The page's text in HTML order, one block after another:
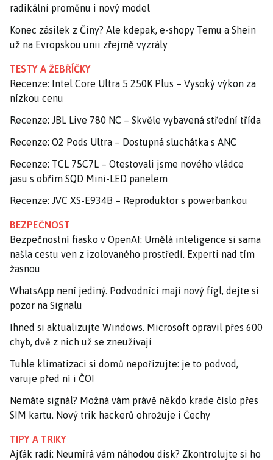
radikální proměnu i nový model
Konec zásilek z Číny? Ale kdepak, e-shopy Temu a Shein
už na Evropskou unii zřejmě vyzrály
TESTY A ŽEBŘÍČKY
Recenze: Intel Core Ultra 5 250K Plus – Vysoký výkon za
nízkou cenu
Recenze: JBL Live 780 NC – Skvěle vybavená střední třída
Recenze: O2 Pods Ultra – Dostupná sluchátka s ANC
Recenze: TCL 75C7L – Otestovali jsme nového vládce
jasu s obřím SQD Mini-LED panelem
Recenze: JVC XS-E934B – Reproduktor s powerbankou
BEZPEČNOST
Bezpečnostní fiasko v OpenAI: Umělá inteligence si sama
našla cestu ven z izolovaného prostředí. Experti nad tím
žasnou
WhatsApp není jediný. Podvodníci mají nový fígl, dejte si
pozor na Signalu
Ihned si aktualizujte Windows. Microsoft opravil přes 600
chyb, dvě z nich už se zneužívají
Tuhle klimatizaci si domů nepořizujte: je to podvod,
varuje před ní i ČOI
Nemáte signál? Možná vám právě někdo krade číslo přes
SIM kartu. Nový trik hackerů ohrožuje i Čechy
TIPY A TRIKY
Ajťák radí: Neumírá vám náhodou disk? Zkontrolujte si ho